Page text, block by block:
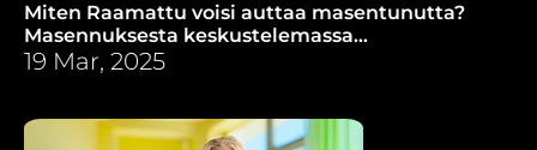
Miten Raamattu voisi auttaa masentunutta?
Masennuksesta keskustelemassa
psykoterapeutti Kaisa Koivula ja terapeuttisen
19 Mar, 2025